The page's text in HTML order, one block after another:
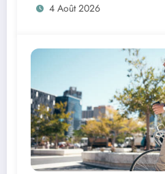
4 Août 2026